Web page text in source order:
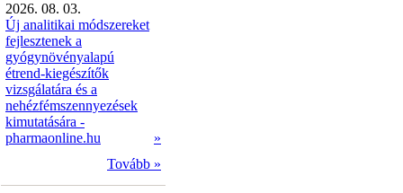
2026. 08. 03.
Új analitikai módszereket
fejlesztenek a
gyógynövényalapú
étrend-kiegészítők
vizsgálatára és a
nehézfémszennyezések
kimutatására -
pharmaonline.hu
»
Tovább »